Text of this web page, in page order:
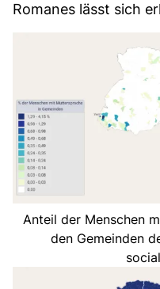
Romanes lässt sich
Anteil der Menschen
den Gemeinden